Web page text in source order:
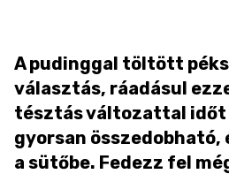
A pudinggal töltött
választás, ráadásul
tésztás változattal időt
gyorsan összedobható,
a sütőbe. Fedezz fel